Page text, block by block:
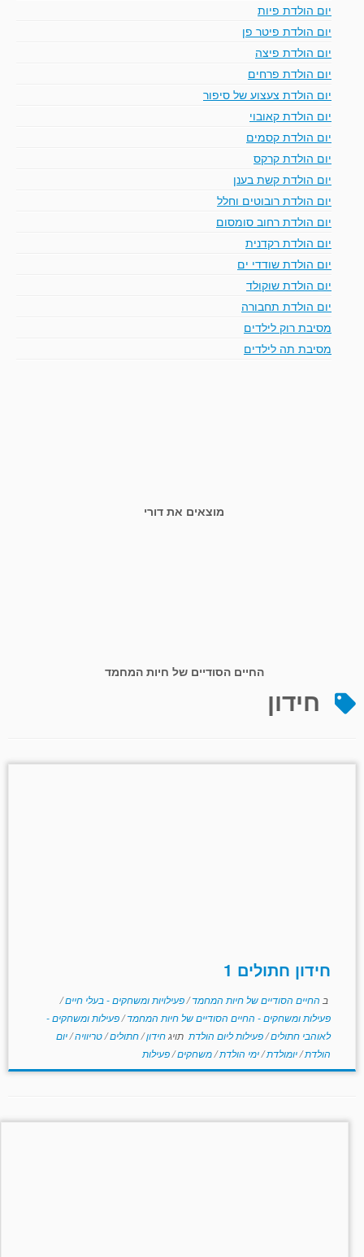
יום הולדת פיות
יום הולדת פיטר פן
יום הולדת פיצה
יום הולדת פרחים
יום הולדת צעצוע של סיפור
יום הולדת קאובוי
יום הולדת קסמים
יום הולדת קרקס
יום הולדת קשת בענן
יום הולדת רובוטים וחלל
יום הולדת רחוב סומסום
יום הולדת רקדנית
יום הולדת שודדי ים
יום הולדת שוקולד
יום הולדת תחבורה
מסיבת רוק לילדים
מסיבת תה לילדים
מוצאים את דורי
החיים הסודיים של חיות המחמד
חידון
חידון חתולים 1
ב החיים הסודיים של חיות המחמד/פעילויות ומשחקים - בעלי חיים/
פעילות ומשחקים - החיים הסודיים של חיות המחמד/פעילות ומשחקים -
לאוהבי חתולים/פעילות ליום הולדת תויגחידון/חתולים/טריוויה/יום
הולדת/יומולדת/ימי הולדת/משחקים/פעילות